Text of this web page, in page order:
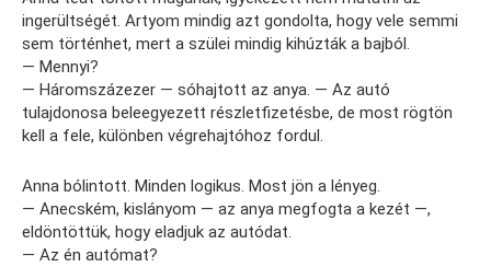
ingerültségét. Artyom mindig azt gondolta, hogy vele semmi
sem történhet, mert a szülei mindig kihúzták a bajból.
— Mennyi?
— Háromszázezer — sóhajtott az anya. — Az autó
tulajdonosa beleegyezett részletfizetésbe, de most rögtön
kell a fele, különben végrehajtóhoz fordul.
Anna bólintott. Minden logikus. Most jön a lényeg.
— Anecském, kislányom — az anya megfogta a kezét —,
eldöntöttük, hogy eladjuk az autódat.
— Az én autómat?